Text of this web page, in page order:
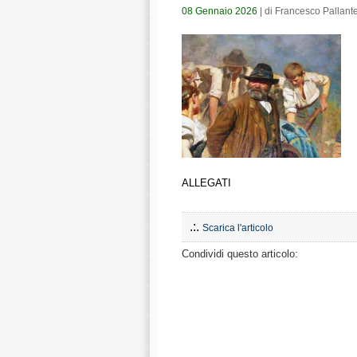
08 Gennaio 2026 | di Francesco
ALLEGATI
.:. Scarica l'articolo
Condividi questo articolo: